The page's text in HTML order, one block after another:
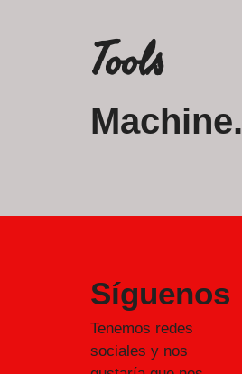
Tools
Machine.
Síguenos
Tenemos redes
sociales y nos